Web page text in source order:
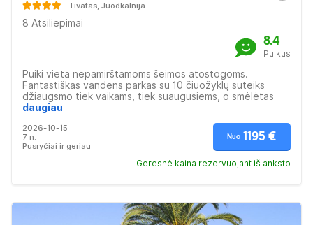
Tivatas, Juodkalnija
8 Atsiliepimai
8.4
Puikus
Puiki vieta nepamirštamoms šeimos atostogoms.
Fantastiškas vandens parkas su 10 čiuožyklų suteiks
džiaugsmo tiek vaikams, tiek suaugusiems, o smėlėtas
paplūdimys su nemokamomis paslaugomis patiks saulės
viešbučio sveikatingumo ir SPA centre su baseinais,
sūkurine vonia ir saunomis. Viešbučio elegantiški, patogiai
įrengti kambariai su visais patogumais. Čia taip pat - 3
restoranai, 2 barai ir kavinė. Verta pasivaikščioti iki
daugiau
2026-10-15
7 n.
Pusryčiai ir geriau
Nuo 1195 €
Geresnė kaina rezervuojant iš anksto